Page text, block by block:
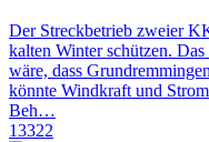
Der Streckbetrieb zweier
kalten Winter schützen. Das
wäre, dass
könnte Windkraft und
Beh…
13322